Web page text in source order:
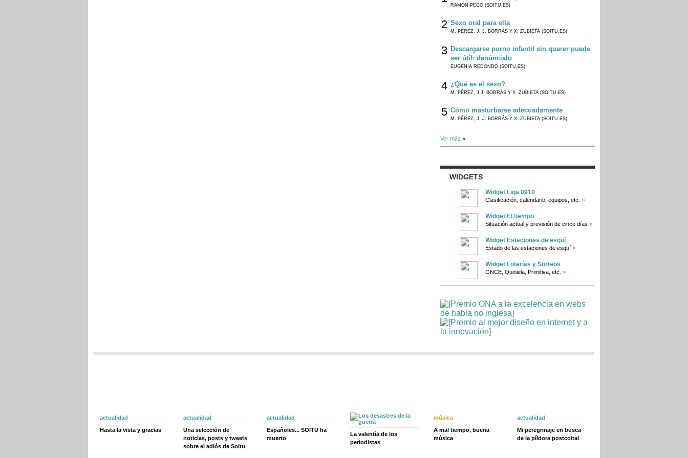
RAMÓN PECO (SOITU.ES)
2 Sexo oral para ella
M. PÉREZ, J. J. BORRÁS Y X. ZUBIETA (SOITU.ES)
3 Descargarse porno infantil sin querer puede
ser útil: denúncialo
EUGENIA REDONDO (SOITU.ES)
4 ¿Qué es el sexo?
M. PÉREZ, J.J. BORRÁS Y X. ZUBIETA (SOITU.ES)
5 Cómo masturbarse adecuadamente
M. PÉREZ, J. J. BORRÁS Y X. ZUBIETA (SOITU.ES)
Ver más »
WIDGETS
Widget Liga 0910
Clasificación, calendario, equipos, etc. »
Widget El tiempo
Situación actual y previsión de cinco días »
Widget Estaciones de esquí
Estado de las estaciones de esquí »
Widget Loterías y Sorteos
ONCE, Quiniela, Primitiva, etc. »
actualidad
Hasta la vista y gracias
actualidad
Una selección de
noticias, posts y tweets
sobre el adiós de Soitu
actualidad
Españoles... SOITU ha
muerto
La valentía de los
periodistas
música
A mal tiempo, buena
música
actualidad
Mi peregrinaje en busca
de la píldora postcoital